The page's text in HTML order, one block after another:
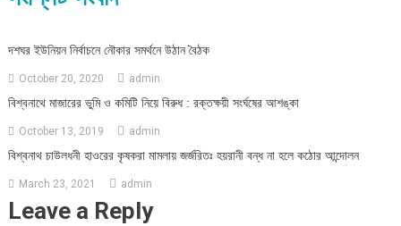
দশঘর ইউনিয়ন নির্বাচনে নৌকার সমর্থনে উঠান বৈঠক
October 20, 2020 admin
বিশ্বনাথে মাজারের ভুমি ও কমিটি নিয়ে বিরুধ : রক্তক্ষয়ী সংর্ঘষের আশঙ্কা
October 13, 2019 admin
বিশ্বনাথ চাউলধনী হাওরের কৃষকরা মামলায় জর্জরিতঃ হয়রানী বন্ধ না হলে কঠোর আন্দোলন
March 23, 2021 admin
Leave a Reply